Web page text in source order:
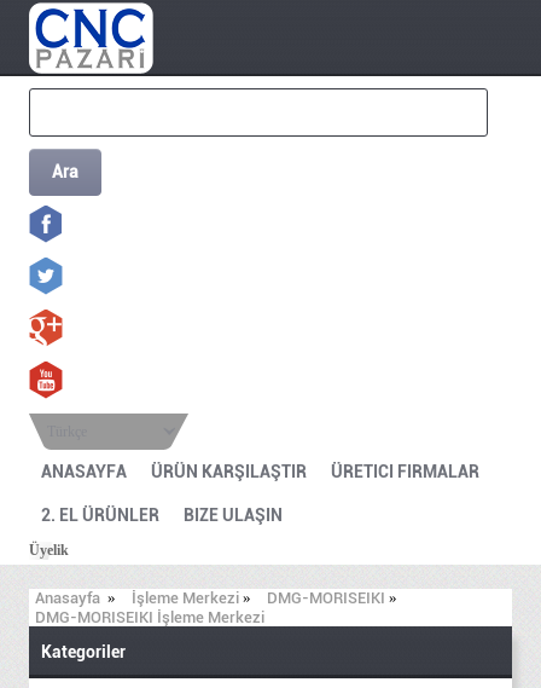
Ara
ANASAYFA ÜRÜN KARŞILAŞTIR ÜRETICI FIRMALAR
2. EL ÜRÜNLER BIZE ULAŞIN
Üyelik
Anasayfa » İşleme Merkezi » DMG-MORISEIKI »
DMG-MORISEIKI İşleme Merkezi
Kategoriler